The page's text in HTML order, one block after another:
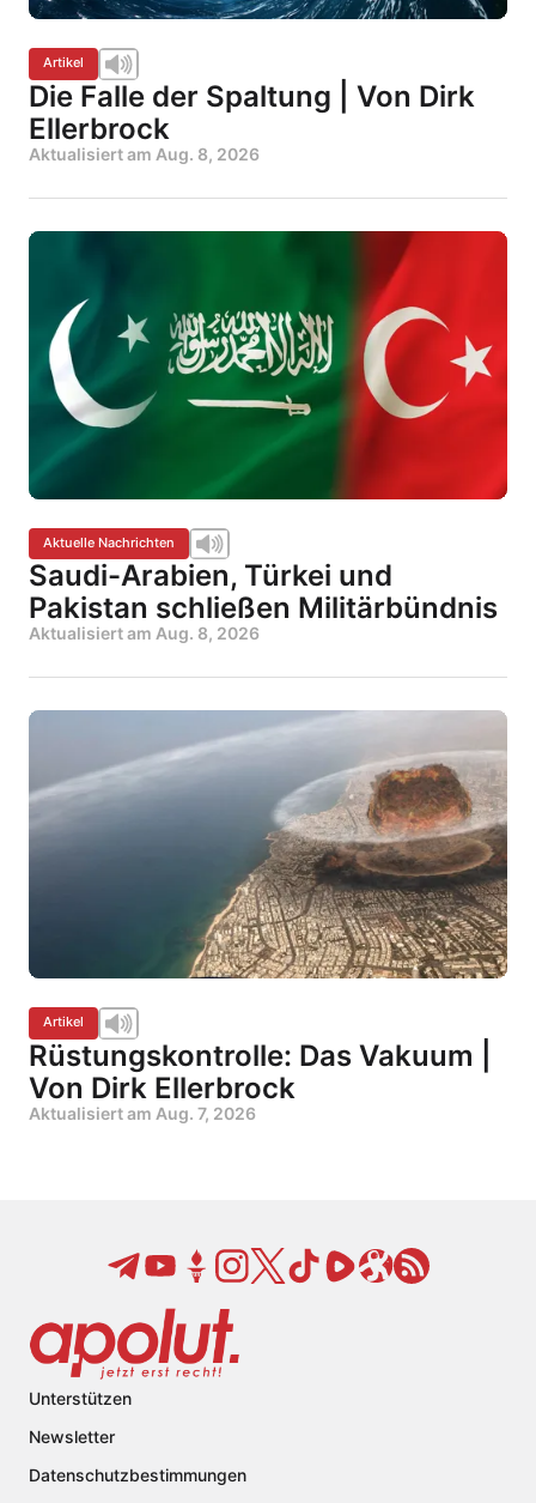
Artikel
Die Falle der Spaltung | Von Dirk
Ellerbrock
Aktualisiert am Aug. 8, 2026
Aktuelle Nachrichten
Saudi-Arabien, Türkei und
Pakistan schließen Militärbündnis
Aktualisiert am Aug. 8, 2026
Artikel
Rüstungskontrolle: Das Vakuum |
Von Dirk Ellerbrock
Aktualisiert am Aug. 7, 2026
Unterstützen
Newsletter
Datenschutzbestimmungen